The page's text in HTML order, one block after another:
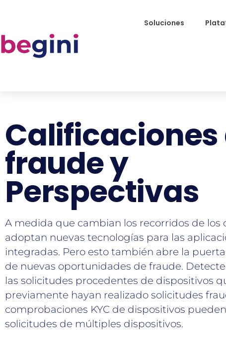
Soluciones
Calificaciones
fraude y
Perspectivas
A medida que cambian los recorridos de los
adoptan nuevas tecnologías para las
integradas. Pero esto también abre la
de nuevas oportunidades de fraude.
las solicitudes procedentes de dispositivos
previamente hayan realizado solicitudes
comprobaciones KYC de dispositivos
solicitudes de múltiples dispositivos.